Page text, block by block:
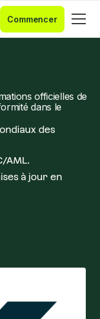
Commencer
officielles de
dans le
des
AML.
à jour en